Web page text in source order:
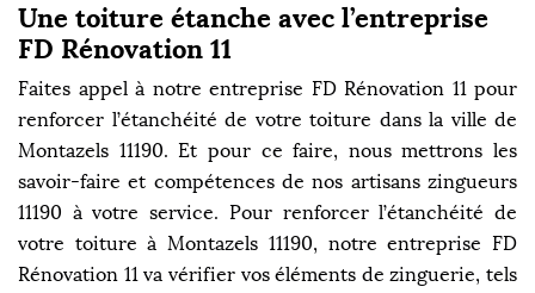
Une toiture étanche avec l’entreprise
FD Rénovation 11
Faites appel à notre entreprise FD Rénovation 11 pour
renforcer l’étanchéité de votre toiture dans la ville de
Montazels 11190. Et pour ce faire, nous mettrons les
savoir-faire et compétences de nos artisans zingueurs
11190 à votre service. Pour renforcer l’étanchéité de
votre toiture à Montazels 11190, notre entreprise FD
Rénovation 11 va vérifier vos éléments de zinguerie, tels